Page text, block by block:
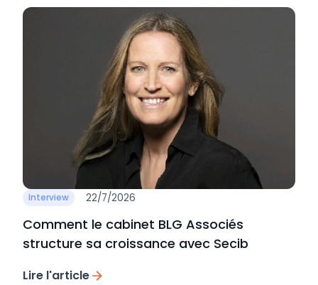
Interview 22/7/2026
Comment le cabinet BLG Associés
structure sa croissance avec Secib
Lire l'article